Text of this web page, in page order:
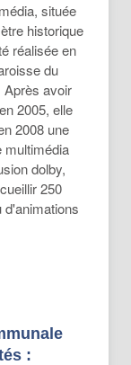
située
historique
réalisée en
du
Après avoir
2005, elle
2008 une
multimédia
dolby,
250
d'animations
: